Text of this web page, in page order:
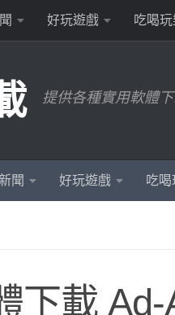
好玩遊戲 吃喝玩
提供各種實用軟體
聞 好玩遊戲 吃喝
下載